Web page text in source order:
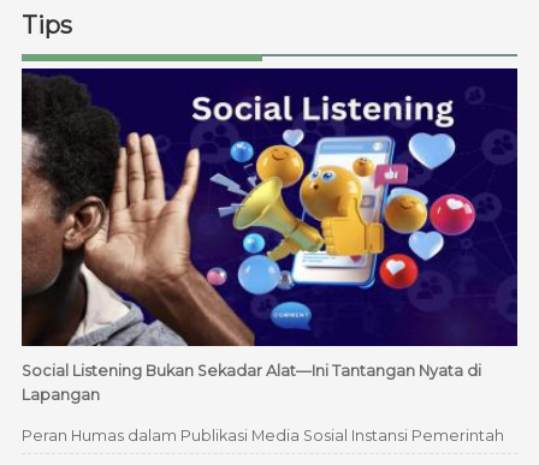
Tips
Social Listening Bukan Sekadar Alat—Ini Tantangan Nyata di
Lapangan
Peran Humas dalam Publikasi Media Sosial Instansi Pemerintah